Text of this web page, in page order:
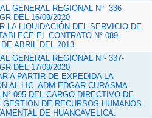
GENERAL REGIONAL N°- 336-
DEL 16/09/2020
LA LIQUIDACIÓN DEL SERVICIO DE
EL CONTRATO N° 089-
ABRIL DEL 2013.
GENERAL REGIONAL N°- 337-
DEL 17/09/2020
A PARTIR DE EXPEDIDA LA
AL LIC. ADM EDGAR CURASMA
095 DEL CARGO DIRECTIVO DE
DE RECURSOS HUMANOS
DE HUANCAVELICA.